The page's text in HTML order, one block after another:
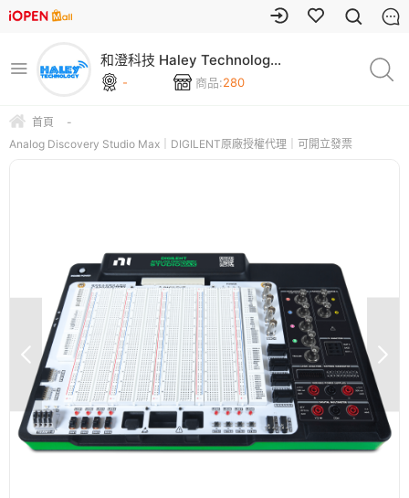
和澄科技 Haley Technology
｜DIGILENT Taiwan
- 商品:280
首頁
-
Analog Discovery Studio Max｜DIGILENT原廠授權代理｜可開立發票